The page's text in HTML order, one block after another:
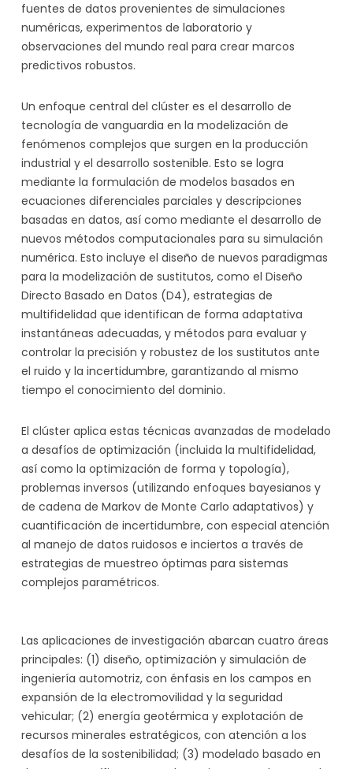
fuentes de datos provenientes de simulaciones
numéricas, experimentos de laboratorio y
observaciones del mundo real para crear marcos
predictivos robustos.
Un enfoque central del clúster es el desarrollo de
tecnología de vanguardia en la modelización de
fenómenos complejos que surgen en la producción
industrial y el desarrollo sostenible. Esto se logra
mediante la formulación de modelos basados ​​en
ecuaciones diferenciales parciales y descripciones
basadas en datos, así como mediante el desarrollo de
nuevos métodos computacionales para su simulación
numérica. Esto incluye el diseño de nuevos paradigmas
para la modelización de sustitutos, como el Diseño
Directo Basado en Datos (D4), estrategias de
multifidelidad que identifican de forma adaptativa
instantáneas adecuadas, y métodos para evaluar y
controlar la precisión y robustez de los sustitutos ante
el ruido y la incertidumbre, garantizando al mismo
tiempo el conocimiento del dominio.
El clúster aplica estas técnicas avanzadas de modelado
a desafíos de optimización (incluida la multifidelidad,
así como la optimización de forma y topología),
problemas inversos (utilizando enfoques bayesianos y
de cadena de Markov de Monte Carlo adaptativos) y
cuantificación de incertidumbre, con especial atención
al manejo de datos ruidosos e inciertos a través de
estrategias de muestreo óptimas para sistemas
complejos paramétricos.
Las aplicaciones de investigación abarcan cuatro áreas
principales: (1) diseño, optimización y simulación de
ingeniería automotriz, con énfasis en los campos en
expansión de la electromovilidad y la seguridad
vehicular; (2) energía geotérmica y explotación de
recursos minerales estratégicos, con atención a los
desafíos de la sostenibilidad; (3) modelado basado en